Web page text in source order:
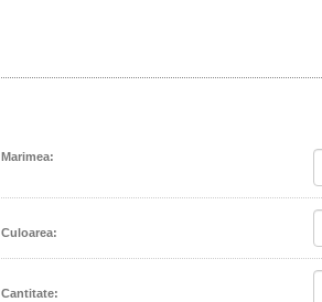
Marimea:
Culoarea:
Cantitate: